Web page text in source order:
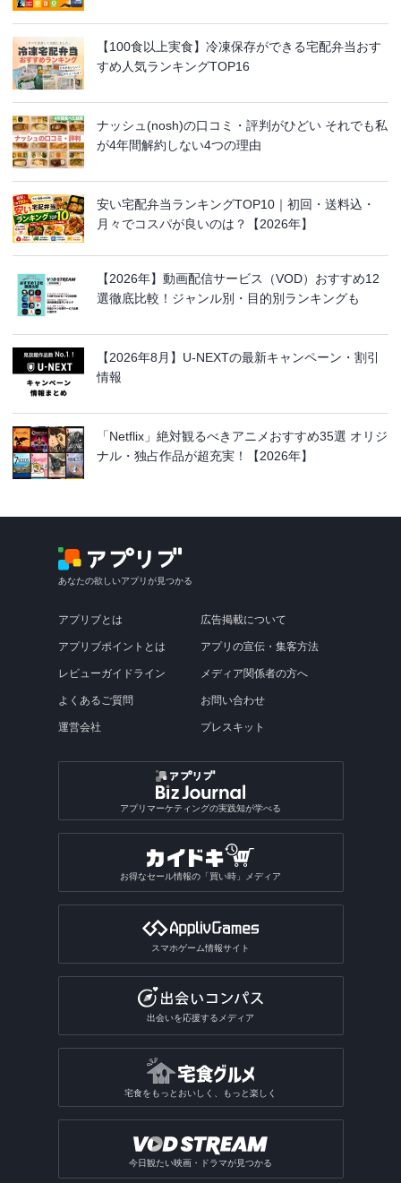
【100食以上実食】冷凍保存ができる宅配弁当おす
すめ人気ランキングTOP16
ナッシュ(nosh)の口コミ・評判がひどい それでも私
が4年間解約しない4つの理由
安い宅配弁当ランキングTOP10｜初回・送料込・
月々でコスパが良いのは？【2026年】
【2026年】動画配信サービス（VOD）おすすめ12
選徹底比較！ジャンル別・目的別ランキングも
【2026年8月】U-NEXTの最新キャンペーン・割引
情報
「Netflix」絶対観るべきアニメおすすめ35選 オリジ
ナル・独占作品が超充実！【2026年】
あなたの欲しいアプリが見つかる
アプリブとは
アプリブポイントとは
レビューガイドライン
よくあるご質問
運営会社
広告掲載について
アプリの宣伝・集客方法
メディア関係者の方へ
お問い合わせ
プレスキット
アプリマーケティングの実践知が学べる
お得なセール情報の「買い時」メディア
スマホゲーム情報サイト
出会いを応援するメディア
宅食をもっとおいしく、もっと楽しく
今日観たい映画・ドラマが見つかる